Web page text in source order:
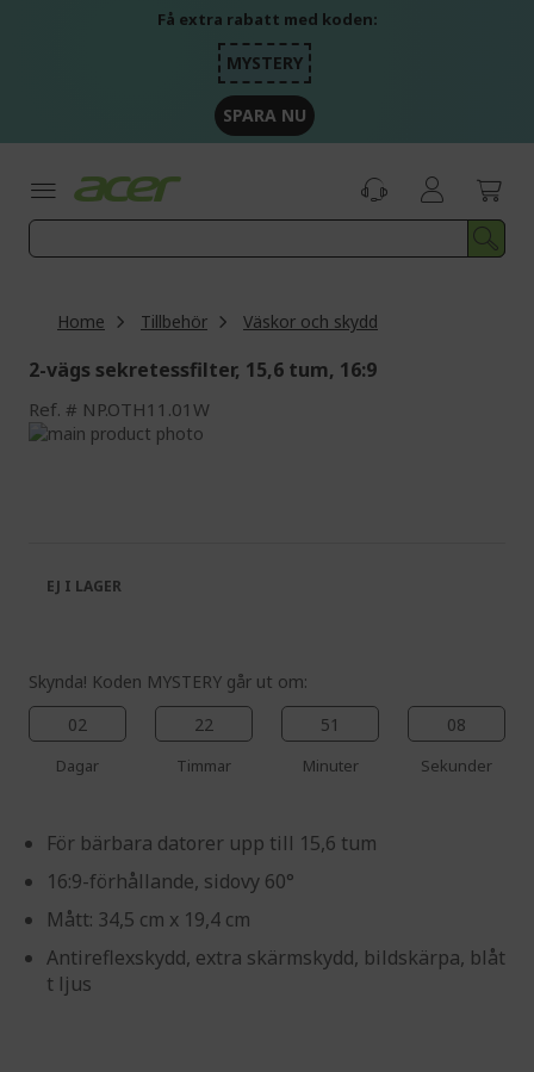
Få extra rabatt med koden:
MYSTERY
SPARA NU
Home Tillbehör Väskor och skydd
2-vägs sekretessfilter, 15,6 tum, 16:9
Ref. NP.OTH11.01W
Skip
images
gallery
the
images
Skynda! Koden MYSTERY går ut om:
02
Dagar
22
Timmar
51
Minuter
08
Sekunder
För bärbara datorer upp till 15,6 tum
16:9-förhållande, sidovy 60°
Mått: 34,5 cm x 19,4 cm
Antireflexskydd, extra skärmskydd, bildskärpa, blåt
t ljus
EJ I LAGER